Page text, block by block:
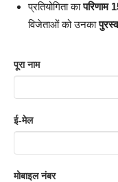
प्रतियोगिता कापरिणाम
विजेताओं को उनका
पूरा नाम
ई-मेल
मोबाइल नंबर